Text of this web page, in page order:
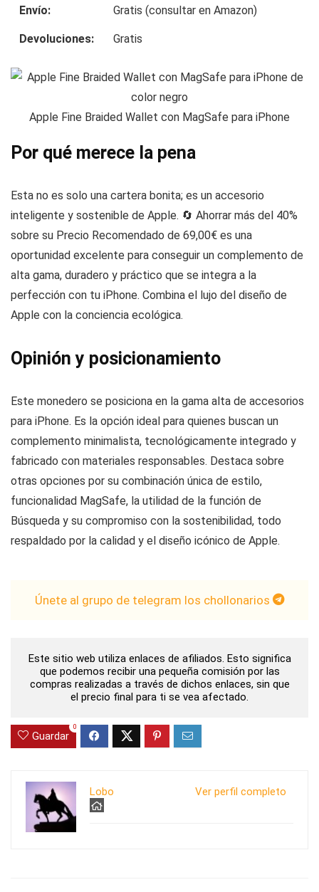
Envío: Gratis (consultar en Amazon)
Devoluciones: Gratis
Apple Fine Braided Wallet con MagSafe para iPhone
Por qué merece la pena
Esta no es solo una cartera bonita; es un accesorio
inteligente y sostenible de Apple. 🔄 Ahorrar más del 40%
sobre su Precio Recomendado de 69,00€ es una
oportunidad excelente para conseguir un complemento de
alta gama, duradero y práctico que se integra a la
perfección con tu iPhone. Combina el lujo del diseño de
Apple con la conciencia ecológica.
Opinión y posicionamiento
Este monedero se posiciona en la gama alta de accesorios
para iPhone. Es la opción ideal para quienes buscan un
complemento minimalista, tecnológicamente integrado y
fabricado con materiales responsables. Destaca sobre
otras opciones por su combinación única de estilo,
funcionalidad MagSafe, la utilidad de la función de
Búsqueda y su compromiso con la sostenibilidad, todo
respaldado por la calidad y el diseño icónico de Apple.
Únete al grupo de telegram los chollonarios
Este sitio web utiliza enlaces de afiliados. Esto significa
que podemos recibir una pequeña comisión por las
compras realizadas a través de dichos enlaces, sin que
el precio final para ti se vea afectado.
Guardar
0
Ver perfil completo
Lobo